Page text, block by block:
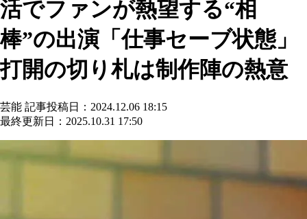
活でファンが熱望する“相
棒”の出演「仕事セーブ状態」
打開の切り札は制作陣の熱意
芸能 記事投稿日：2024.12.06 18:15
最終更新日：2025.10.31 17:50